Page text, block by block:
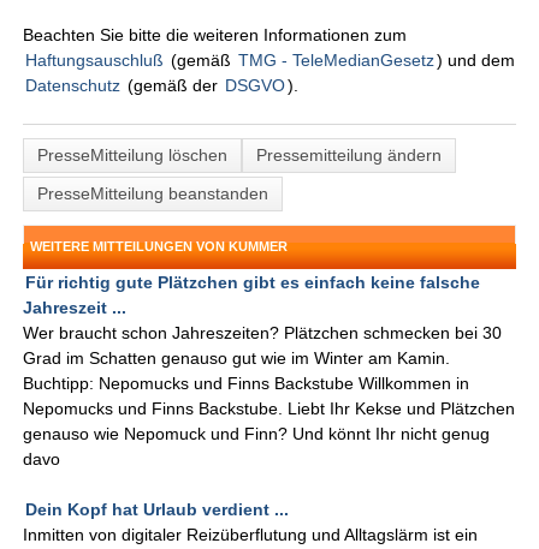
Beachten Sie bitte die weiteren Informationen zum
Haftungsauschluß (gemäß TMG - TeleMedianGesetz) und dem
Datenschutz (gemäß der DSGVO).
PresseMitteilung löschen
Pressemitteilung ändern
PresseMitteilung beanstanden
WEITERE MITTEILUNGEN VON KUMMER
Für richtig gute Plätzchen gibt es einfach keine falsche
Jahreszeit ...
Wer braucht schon Jahreszeiten? Plätzchen schmecken bei 30
Grad im Schatten genauso gut wie im Winter am Kamin.
Buchtipp: Nepomucks und Finns Backstube Willkommen in
Nepomucks und Finns Backstube. Liebt Ihr Kekse und Plätzchen
genauso wie Nepomuck und Finn? Und könnt Ihr nicht genug
davo
Dein Kopf hat Urlaub verdient ...
Inmitten von digitaler Reizüberflutung und Alltagslärm ist ein